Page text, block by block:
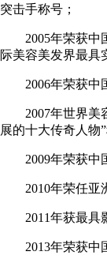
突击手称号；
2005年荣获中
际美容美发界最具
2006年荣获中
2007年世界美
展的十大传奇人物
2009年荣获中
2010年荣任亚
2011年获最具
2013年荣获